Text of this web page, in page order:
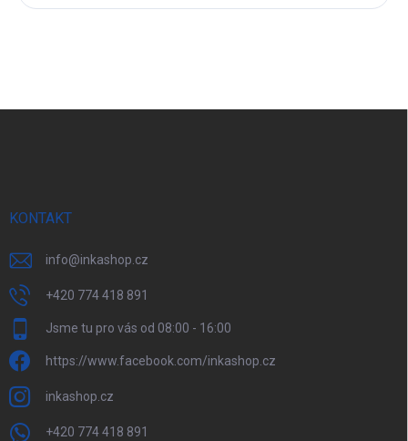
KONTAKT
info@inkashop.cz
+420 774 418 891
Jsme tu pro vás od 08:00 - 16:00
https://www.facebook.com/inkashop.cz
inkashop.cz
+420 774 418 891